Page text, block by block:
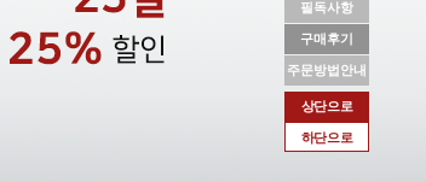
필독사항
구매후기
주문방법안내
상단으로
하단으로